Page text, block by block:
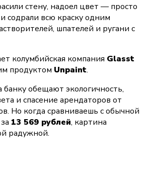
стену, надоел цвет — просто
содрали всю краску одним
шпателей и ругани с
колумбийская компания Glasst
продуктом Unpaint.
банку обещают экологичность,
и спасение арендаторов от
Но когда сравниваешь с обычной
за 13 569 рублей, картина
радужной.